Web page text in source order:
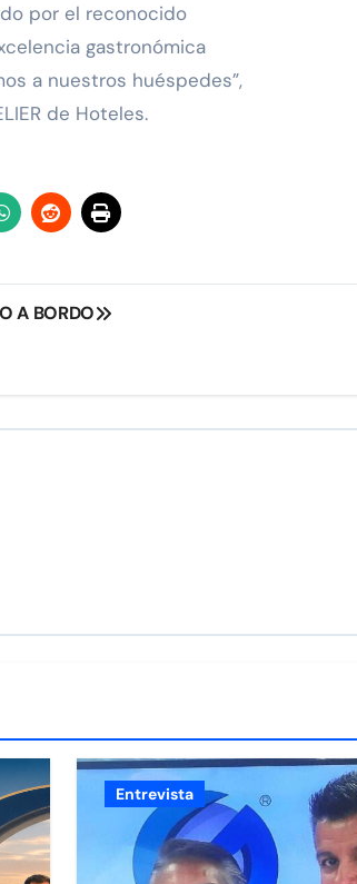
por el reconocido
gastronómica
a nuestros huéspedes”,
de Hoteles.
A BORDO
Entrevista